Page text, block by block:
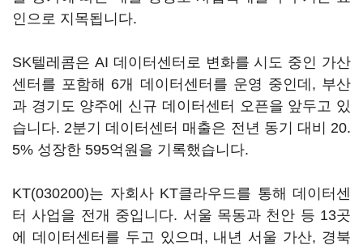
인으로 지목됩니다.
SK텔레콤은 AI 데이터센터로 변화를 시도 중인 가산
센터를 포함해 6개 데이터센터를 운영 중인데, 부산
과 경기도 양주에 신규 데이터센터 오픈을 앞두고 있
습니다. 2분기 데이터센터 매출은 전년 동기 대비 20.
5% 성장한 595억원을 기록했습니다.
KT(030200)는 자회사 KT클라우드를 통해 데이터센
터 사업을 전개 중입니다. 서울 목동과 천안 등 13곳
에 데이터센터를 두고 있으며, 내년 서울 가산, 경북